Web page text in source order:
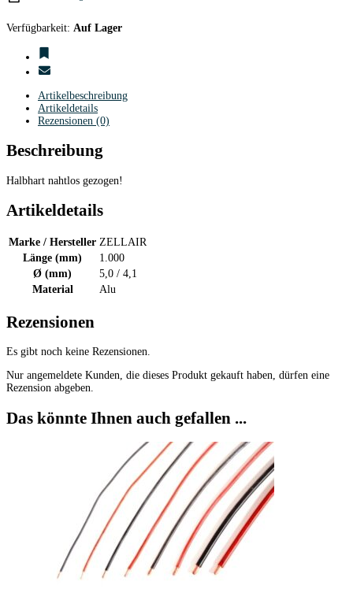
Verfügbarkeit: Auf Lager
Artikelbeschreibung
Artikeldetails
Rezensionen (0)
Beschreibung
Halbhart nahtlos gezogen!
Artikeldetails
Marke / Hersteller ZELLAIR
Länge (mm)
1.000
Ø (mm)
5,0 / 4,1
Material
Alu
Rezensionen
Es gibt noch keine Rezensionen.
Nur angemeldete Kunden, die dieses Produkt gekauft haben, dürfen eine
Rezension abgeben.
Das könnte Ihnen auch gefallen ...